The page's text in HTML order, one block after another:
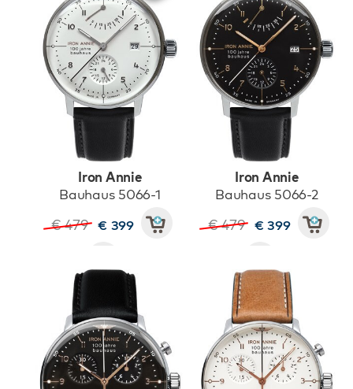
Iron Annie
Bauhaus 5066-1
€ 479 € 399
Iron Annie
Bauhaus 5066-2
€ 479 € 399